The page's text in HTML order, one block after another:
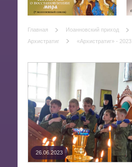
Главная Иоанновский приход
Архистратиг
«Архистратиг» - 2023
26.06.2023